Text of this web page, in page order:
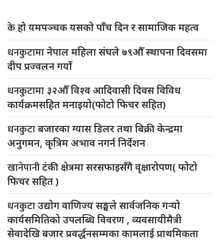
केहो यमपञ्चक यसको पाँच दिन र सामाजिक महत्व
धनकुटामानेपाल महिला संघले ७९औँ स्थापना दिवसमा
दीप प्रज्वलन गर्याे
धनकुटामा ३२औँ विश्व आदिवासी दिवस विविध
कार्यक्रमसहित मनाइयो(फोटो फिचर सहित)
धनकुटाबजारका ग्यास डिलर तथा बिक्री केन्द्रमा
अनुगमन, कृत्रिम अभाव नगर्न निर्देशन
खानेपानीटंकी क्षेत्रमा सरसफाइसँगै वृक्षारोपण( फोटो
फिचर सहित )
धनकुटाउद्योग वाणिज्य सङ्घले सार्वजनिक गर्‍यो
कार्यसमितिको उपलब्धि विवरण , व्यवसायीमैत्री
सेवादेखि बजार प्रवर्द्धनसम्मका कामलाई प्राथमिकता